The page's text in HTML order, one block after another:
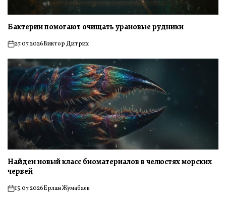
Бактерии помогают очищать урановые рудники
on27.07.2026Виктор Дитрих
Найден новый класс биоматериалов в челюстях морских
червей
on15.07.2026Ерлан Жумабаев